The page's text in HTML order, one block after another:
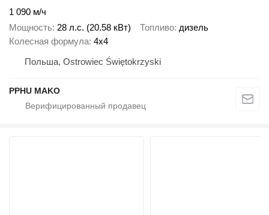
1 090 м/ч
Мощность 28 л.с. (20.58 кВт) Топливо дизель
Колесная формула 4x4
Польша, Ostrowiec Świętokrzyski
PPHU MAKO